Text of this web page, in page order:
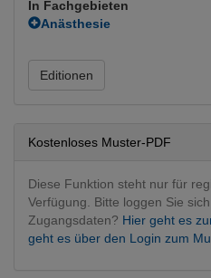
In Fachgebieten
Anästhesie
Dermatologie
Dermatologie operativ
Pulmologie
Editionen
Kostenloses Muster-PDF
Diese Funktion steht nur für
Verfügung. Bitte loggen Sie
Zugangsdaten? Hier geht es
geht es über den Login zum